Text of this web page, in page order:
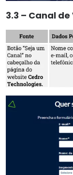
3.3 – Canal